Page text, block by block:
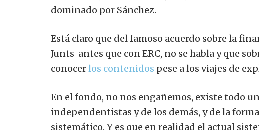
dominado por Sánchez.
Está claro que del famoso acuerdo sobre la
Junts antes que con ERC, no se habla y que
conocerlos contenidos pese a los viajes de
En el fondo, no nos engañemos, existe todo
independentistas y de los demás, y de la
sistemático. Y es que en realidad el actual